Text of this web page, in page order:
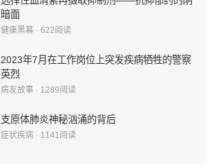
暗面
健康黑幕· 622阅读
2023年7月在工作岗位上突发疾病牺牲的警察
英烈
病友故事· 1289阅读
支原体肺炎神秘汹涌的背后
症状疾病· 1141 阅读